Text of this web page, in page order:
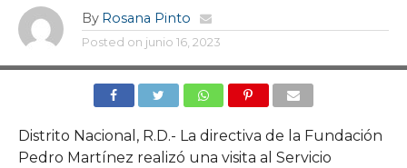
By Rosana Pinto
Posted on junio 16, 2023
Distrito Nacional, R.D.- La directiva de la Fundación
Pedro Martínez realizó una visita al Servicio